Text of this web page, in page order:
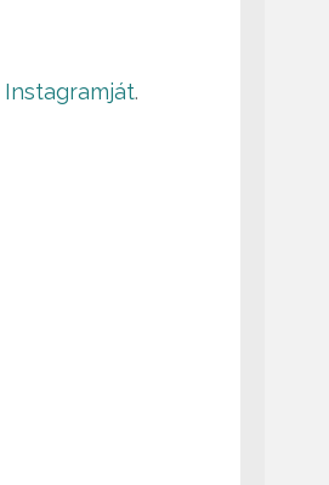
Instagramját.